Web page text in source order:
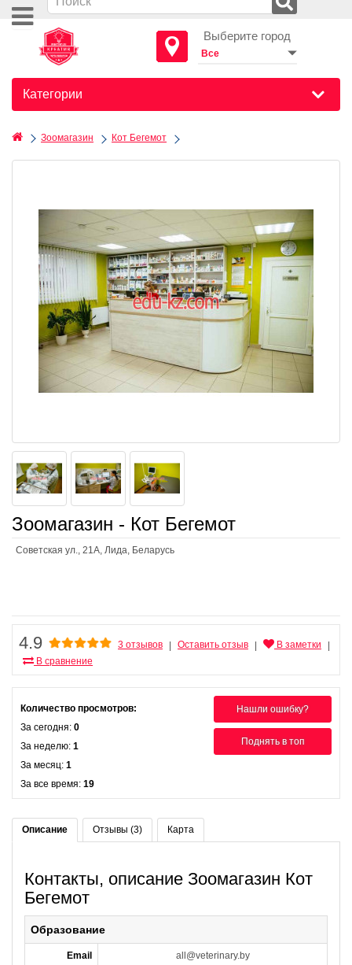
Выберите город
Категории
Зоомагазин Кот Бегемот
Зоомагазин - Кот Бегемот
Советская ул., 21А, Лида, Беларусь
4.9 3 отзывов Оставить отзыв В заметки
В сравнение
Нашли ошибку?
Поднять в топ
Количество просмотров:
За сегодня: 0
За неделю: 1
За месяц: 1
За все время: 19
Описание Отзывы (3) Карта
Контакты, описание Зоомагазин Кот
Бегемот
Образование
Email all@veterinary.by